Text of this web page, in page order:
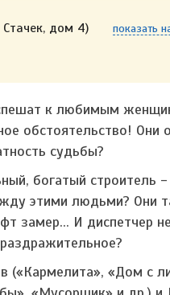
дом 4) показать
к любимым
обстоятельство!
судьбы?
богатый
этими людьми? Они
замер... И диспетчер
(«Кармелита», «Дом с